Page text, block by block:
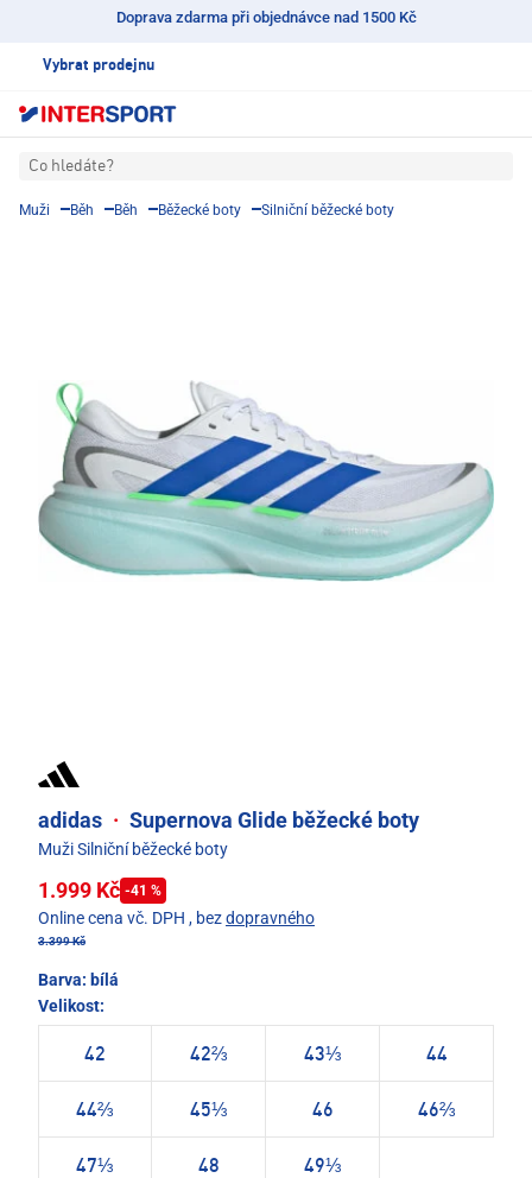
Doprava zdarma při objednávce nad 1500 Kč
Vybrat prodejnu
Co hledáte?
Muži Běh Běh Běžecké boty Silniční běžecké boty
adidas · Supernova Glide běžecké boty
Muži Silniční běžecké boty
1.999 Kč -41 %
Online cena vč. DPH , bezdopravného
3.399 Kč
Barva: bílá
Velikost:
42 42⅔ 43⅓ 44
44⅔ 45⅓ 46 46⅔
47⅓ 48 49⅓